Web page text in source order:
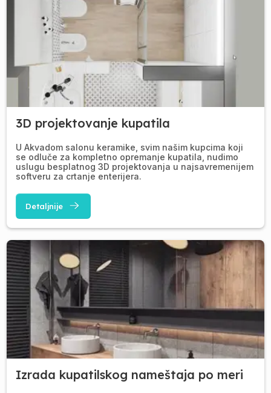
3D projektovanje kupatila
U Akvadom salonu keramike, svim našim kupcima koji
se odluče za kompletno opremanje kupatila, nudimo
uslugu besplatnog 3D projektovanja u najsavremenijem
softveru za crtanje enterijera.
Detaljnije
Izrada kupatilskog nameštaja po meri